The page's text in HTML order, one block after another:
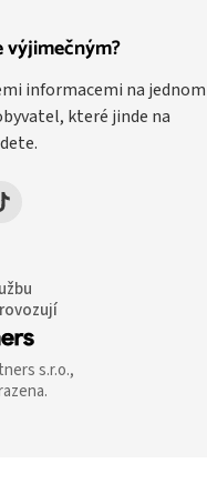
výjimečným?
informacemi na jednom
které jinde na
s.r.o.,